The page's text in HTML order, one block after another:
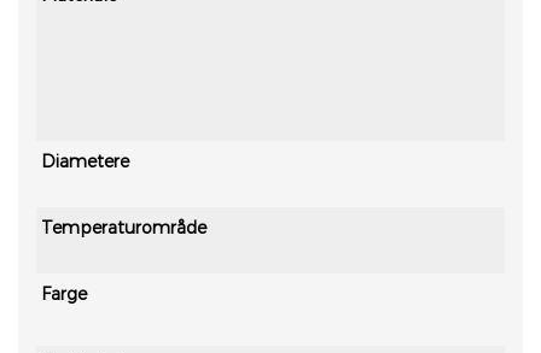
Diametere
Temperaturområde
Farge